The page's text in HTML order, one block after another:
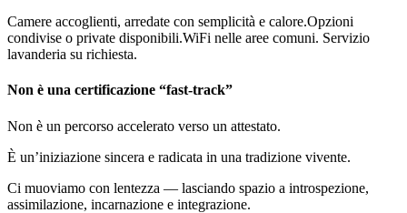
Camere accoglienti, arredate con semplicità e calore.Opzioni
condivise o private disponibili.WiFi nelle aree comuni. Servizio
lavanderia su richiesta.
Non è una certificazione “fast-track”
Non è un percorso accelerato verso un attestato.
È un’iniziazione sincera e radicata in una tradizione vivente.
Ci muoviamo con lentezza — lasciando spazio a introspezione,
assimilazione, incarnazione e integrazione.